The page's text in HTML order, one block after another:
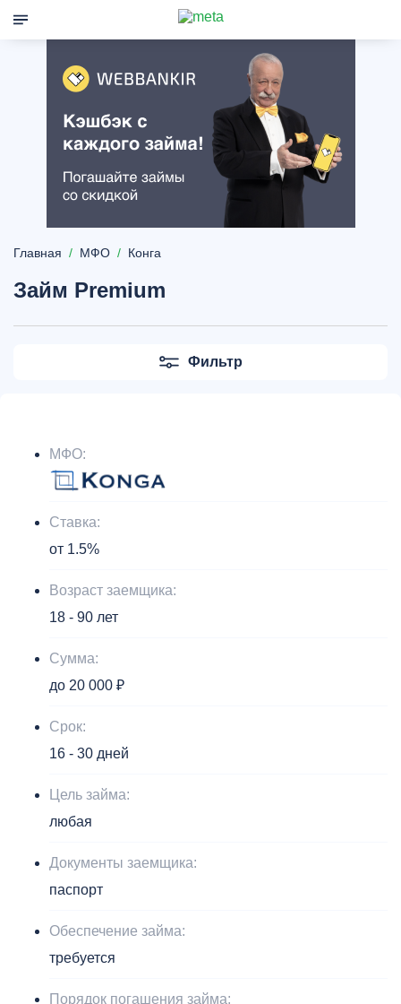
Главная МФО Конга
Займ Premium
Фильтр
МФО:
Ставка:
от 1.5%
Возраст заемщика:
18 - 90 лет
Сумма:
до 20 000 ₽
Срок:
16 - 30 дней
Цель займа:
любая
Документы заемщика:
паспорт
Обеспечение займа:
требуется
Порядок погашения займа: